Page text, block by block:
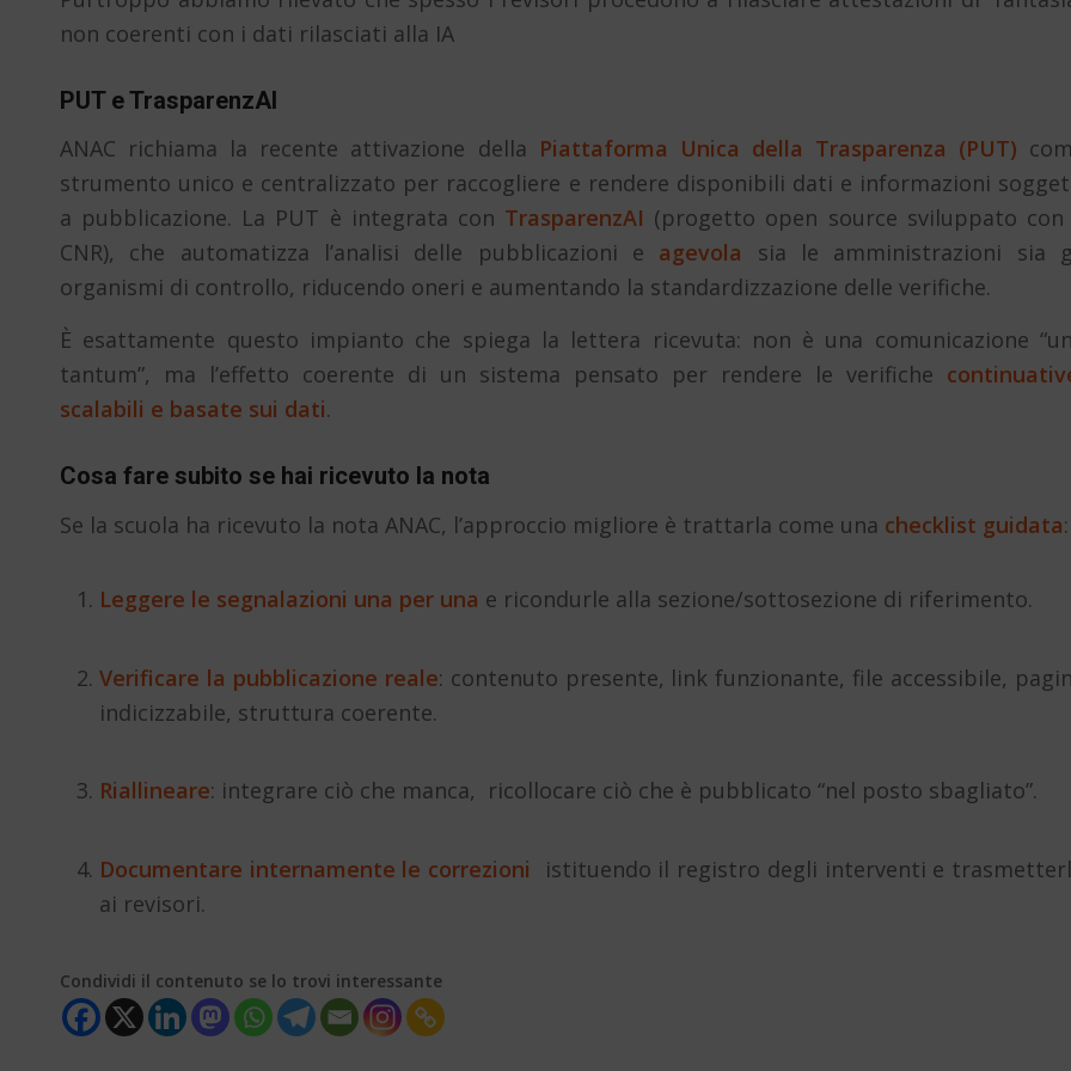
non coerenti con i dati rilasciati alla IA
PUT e TrasparenzAI
ANAC richiama la recente attivazione della Piattaforma Unica della Trasparenza (PUT)
strumento unico e centralizzato per raccogliere e rendere disponibili dati e informazioni
a pubblicazione. La PUT è integrata con TrasparenzAI (progetto open source sviluppato con
CNR), che automatizza l’analisi delle pubblicazioni e agevola
sia le amministrazioni sia
organismi di controllo, riducendo oneri e aumentando la standardizzazione delle verifiche.
È esattamente questo impianto che spiega la lettera ricevuta: non è una comunicazione
tantum”, ma l’effetto coerente di un sistema pensato per rendere le verifiche
scalabili e basate sui dati.
Cosa fare subito se hai ricevuto la nota
Se la scuola ha ricevuto la nota ANAC, l’approccio migliore è trattarla come una checklist guidata:
Leggere le segnalazioni una per una e ricondurle alla sezione/sottosezione di riferimento.
Verificare la pubblicazione reale: contenuto presente, link funzionante, file accessibile,
indicizzabile, struttura coerente.
Riallineare: integrare ciò che manca, ricollocare ciò che è pubblicato “nel posto sbagliato”.
Documentare internamente le correzioni istituendo il registro degli interventi e
ai revisori.
Condividi il contenuto se lo trovi interessante